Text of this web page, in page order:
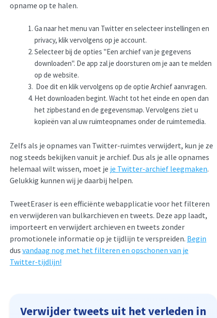
opname op te halen.
Ga naar het menu van Twitter en selecteer instellingen en
privacy, klik vervolgens op je account.
Selecteer bij de opties "Een archief van je gegevens
downloaden". De app zal je doorsturen om je aan te melden
op de website.
Doe dit en klik vervolgens op de optie Archief aanvragen.
Het downloaden begint. Wacht tot het einde en open dan
het zipbestand en de gegevensmap. Vervolgens ziet u
kopieën van al uw ruimteopnames onder de ruimtemedia.
Zelfs als je opnames van Twitter-ruimtes verwijdert, kun je ze
nog steeds bekijken vanuit je archief. Dus als je alle opnames
helemaal wilt wissen, moet je je Twitter-archief leegmaken.
Gelukkig kunnen wij je daarbij helpen.
TweetEraser is een efficiënte webapplicatie voor het filteren
en verwijderen van bulkarchieven en tweets. Deze app laadt,
importeert en verwijdert archieven en tweets zonder
promotionele informatie op je tijdlijn te verspreiden. Begin
dus vandaag nog met het filteren en opschonen van je
Twitter-tijdlijn!
Verwijder tweets uit het verleden in